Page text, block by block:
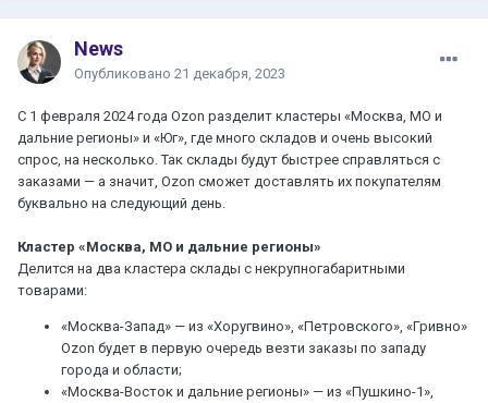
News
Опубликовано 21 декабря, 2023
С 1 февраля 2024 года Ozon разделит кластеры «Москва, МО и
дальние регионы» и «Юг», где много складов и очень высокий
спрос, на несколько. Так склады будут быстрее справляться с
заказами — а значит, Ozon сможет доставлять их покупателям
буквально на следующий день.
Кластер «Москва, МО и дальние регионы»
Делится на два кластера склады с некрупногабаритными
товарами:
«Москва-Запад» — из «Хоругвино», «Петровского», «Гривно»
Ozon будет в первую очередь везти заказы по западу
города и области;
«Москва-Восток и дальние регионы» — из «Пушкино-1»,